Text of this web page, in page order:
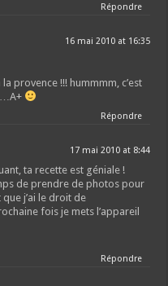
Répondre
16 mai 2010 at 16:35
provence !!! hummmm, c’est
Répondre
17 mai 2010 at 8:44
ta recette est géniale !
de prendre de photos pour
j’ai le droit de
fois je mets l’appareil
Répondre